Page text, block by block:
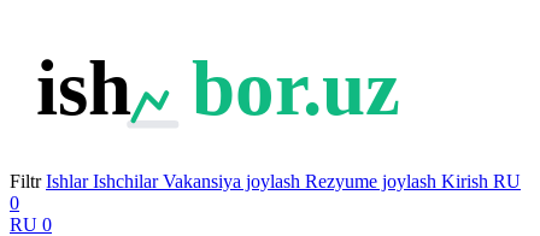
ish bor.uz
Filtr Ishlar Ishchilar Vakansiya joylash Rezyume joylash Kirish RU
0
RU 0